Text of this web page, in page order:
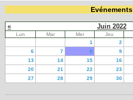
Evénements
« Juin 2022
Lun Mar Mer Jeu
1
2
6
7 8 9
13
14 15 16
20
21 22 23
27
28 29 30